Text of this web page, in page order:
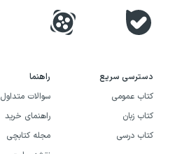
دسترسی سریع
کتاب عمومی
کتاب زبان
کتاب درسی
راهنما
سوالات متداول
راهنمای خرید
مجله کتابچی